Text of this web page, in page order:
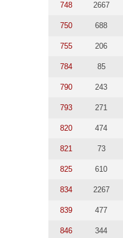
748 2667
750 688
755 206
784 85
790 243
793 271
820 474
821 73
825 610
834 2267
839 477
846 344